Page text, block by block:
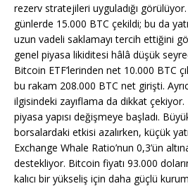
rezerv stratejileri uyguladığı
günlerde 15.000 BTC çekildi; bu da
uzun vadeli saklamayı tercih ettiğini
genel piyasa likiditesi hâlâ düşük
Bitcoin ETF’lerinden net 10.000 BTC
bu rakam 208.000 BTC net girişti.
ilgisindeki zayıflama da dikkat
piyasa yapısı değişmeye başladı.
borsalardaki etkisi azalırken, küçük
Exchange Whale Ratio’nun 0,3’ün
destekliyor. Bitcoin fiyatı 93.000
kalıcı bir yükseliş için daha güçlü